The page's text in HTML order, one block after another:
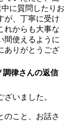
に質問したりお
が、丁寧に受け
れからも大事な
間使えるように
ありがとうござ
調律さんの返信
いました。
のこと、お話さ